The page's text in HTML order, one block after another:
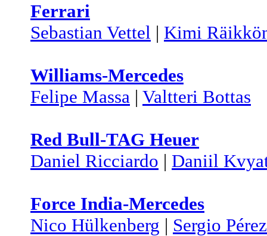
Ferrari
Sebastian Vettel | Kimi
Williams-Mercedes
Felipe Massa | Valtteri Bottas
Red Bull-TAG Heuer
Daniel Ricciardo | Daniil
Force India-Mercedes
Nico Hülkenberg | Sergio Pérez